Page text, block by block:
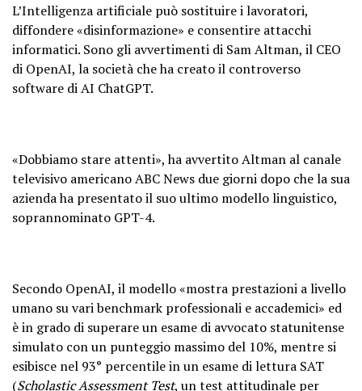
L’Intelligenza artificiale può sostituire i lavoratori,
diffondere «disinformazione» e consentire attacchi
informatici. Sono gli avvertimenti di Sam Altman, il CEO
di OpenAI, la società che ha creato il controverso
software di AI ChatGPT.
«Dobbiamo stare attenti», ha avvertito Altman al canale
televisivo americano ABC News due giorni dopo che la sua
azienda ha presentato il suo ultimo modello linguistico,
soprannominato GPT-4.
Secondo OpenAI, il modello «mostra prestazioni a livello
umano su vari benchmark professionali e accademici» ed
è in grado di superare un esame di avvocato statunitense
simulato con un punteggio massimo del 10%, mentre si
esibisce nel 93° percentile in un esame di lettura SAT
(Scholastic Assessment Test, un test attitudinale per